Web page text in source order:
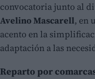
convocatoria junto al
Avelino Mascarell, en
acento en la
adaptación a las
Reparto por